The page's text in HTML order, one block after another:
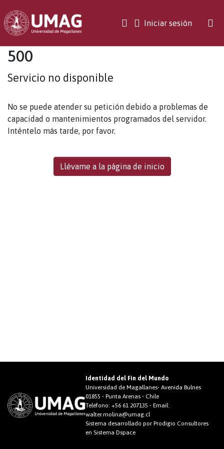
Iniciar sesión(current)
500
Servicio no disponible
No se puede atender su petición debido a problemas de
capacidad o mantenimientos programados del servidor.
Inténtelo más tarde, por favor.
Llévame a la página de inicio
Identidad del Fin del Mundo
Universidad de Magallanes• Avenida Bulnes
01855 • Punta Arenas • Chile
Teléfono:+56 61 207135 • Email:
walter.molina@umag.cl
Sistema desarrollado por Prodigio Consultores
en Sistema Dspace